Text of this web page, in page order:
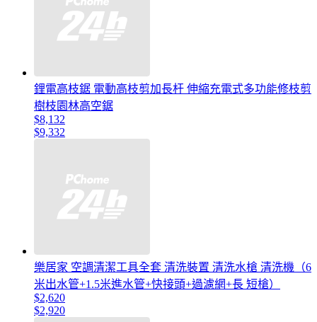
鋰電高枝鋸 電動高枝剪加長杆 伸縮充電式多功能修枝剪
樹枝園林高空鋸
$8,132
$9,332
樂居家 空調清潔工具全套 清洗裝置 清洗水槍 清洗機（6
米出水管+1.5米進水管+快接頭+過濾網+長 短槍）
$2,620
$2,920